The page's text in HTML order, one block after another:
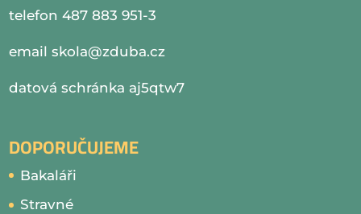
telefon 487 883 951-3
emailskola@zduba.cz
datová schránka aj5qtw7
DOPORUČUJEME
Bakaláři
Stravné